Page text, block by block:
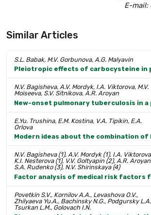
E-mail:
Similar Articles
S.L. Babak, M.V. Gorbunova, A.G. Malyavin
Pleiotropic effects of carbocysteine in
N.V. Bagisheva, A.V. Mordyk, I.A. Viktorova, M.V.
Moiseeva, S.V. Sitnikova, A.R. Aroyan
New-onset pulmonary tuberculosis in
E.Yu. Trushina, E.M. Kostina, V.A. Tipikin, E.A.
Orlova
Modern ideas about the combination
N.V. Bagisheva (1), A.V. Mordyk (1), I.A.
K.I. Nesterova (1), V.V. Goltyapin (2), A.R. Aroyan
S.A. Rudenko (3), N.V. Shirinskaya (4)
Factor analysis of medical risk
Povetkin S.V., Kornilov A.A., Levashova O.V.,
Zhilyaeva Yu.A., Bachinsky N.G., Podgursky
Tsurkan L.M., Golovach I.N.